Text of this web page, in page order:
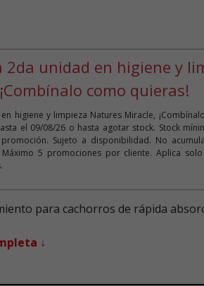
2da unidad en higiene y
como quieras!
higiene y limpieza Natures Miracle,
el 09/08/26 o hasta agotar stock. Stock
Sujeto a disponibilidad. No
5 promociones por cliente. Aplica
para cachorros de rápida
↓